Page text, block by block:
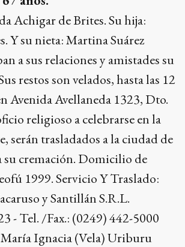
Achigar de Brites. Su hija:
Y su nieta: Martina Suárez
a sus relaciones y amistades su
restos son velados, hasta las 12
Avenida Avellaneda 1323, Dto.
religioso a celebrarse en la
serán trasladados a la ciudad de
su cremación. Domicilio de
1999. Servicio Y Traslado:
y Santillán S.R.L.
- Tel. /Fax.: (0249) 442-5000
Ignacia (Vela) Uriburu